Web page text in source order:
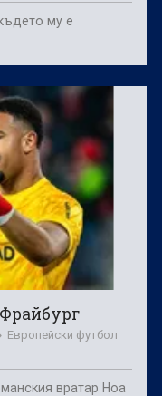
му е
Европейски футбол
вратар Ноа